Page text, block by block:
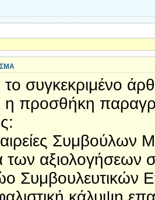
το συγκεκριμένο
η προσθήκη
Συμβούλων
των
Συμβουλευτικών